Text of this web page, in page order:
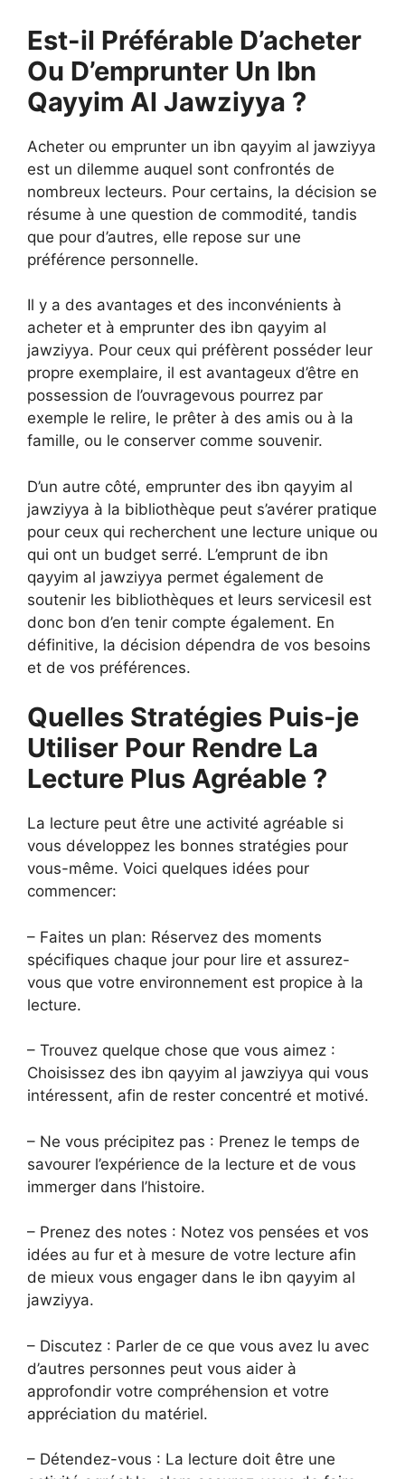
Est-il Préférable D’acheter
Ou D’emprunter Un Ibn
Qayyim Al Jawziyya ?
Acheter ou emprunter un ibn qayyim al jawziyya
est un dilemme auquel sont confrontés de
nombreux lecteurs. Pour certains, la décision se
résume à une question de commodité, tandis
que pour d’autres, elle repose sur une
préférence personnelle.
Il y a des avantages et des inconvénients à
acheter et à emprunter des ibn qayyim al
jawziyya. Pour ceux qui préfèrent posséder leur
propre exemplaire, il est avantageux d’être en
possession de l’ouvragevous pourrez par
exemple le relire, le prêter à des amis ou à la
famille, ou le conserver comme souvenir.
D’un autre côté, emprunter des ibn qayyim al
jawziyya à la bibliothèque peut s’avérer pratique
pour ceux qui recherchent une lecture unique ou
qui ont un budget serré. L’emprunt de ibn
qayyim al jawziyya permet également de
soutenir les bibliothèques et leurs servicesil est
donc bon d’en tenir compte également. En
définitive, la décision dépendra de vos besoins
et de vos préférences.
Quelles Stratégies Puis-je
Utiliser Pour Rendre La
Lecture Plus Agréable ?
La lecture peut être une activité agréable si
vous développez les bonnes stratégies pour
vous-même. Voici quelques idées pour
commencer:
– Faites un plan: Réservez des moments
spécifiques chaque jour pour lire et assurez-
vous que votre environnement est propice à la
lecture.
– Trouvez quelque chose que vous aimez :
Choisissez des ibn qayyim al jawziyya qui vous
intéressent, afin de rester concentré et motivé.
– Ne vous précipitez pas : Prenez le temps de
savourer l’expérience de la lecture et de vous
immerger dans l’histoire.
– Prenez des notes : Notez vos pensées et vos
idées au fur et à mesure de votre lecture afin
de mieux vous engager dans le ibn qayyim al
jawziyya.
– Discutez : Parler de ce que vous avez lu avec
d’autres personnes peut vous aider à
approfondir votre compréhension et votre
appréciation du matériel.
– Détendez-vous : La lecture doit être une